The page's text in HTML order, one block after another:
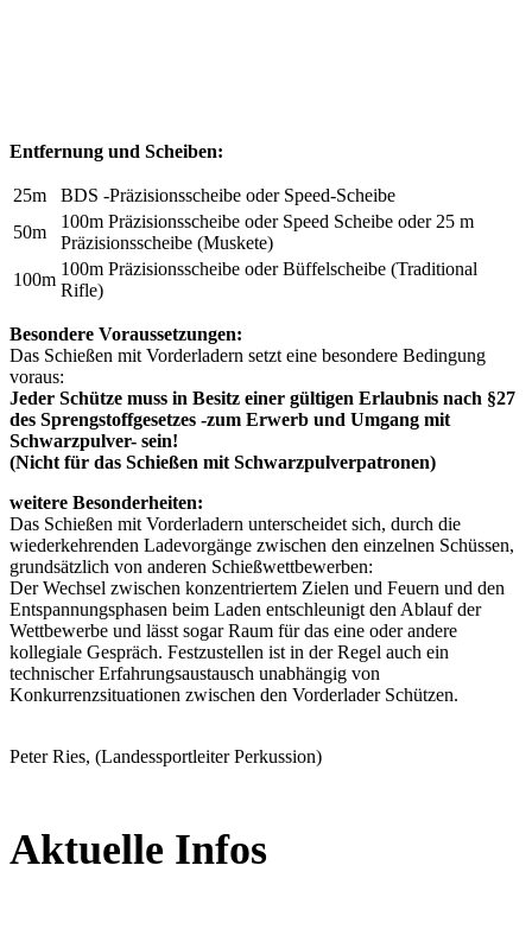
Entfernung und Scheiben:
25m
BDS -Präzisionsscheibe oder Speed-Scheibe
50m
100m Präzisionsscheibe oder Speed Scheibe oder 25 m
Präzisionsscheibe (Muskete)
100m
100m Präzisionsscheibe oder Büffelscheibe (Traditional
Rifle)
Besondere Voraussetzungen:
Das Schießen mit Vorderladern setzt eine besondere Bedingung
voraus:
Jeder Schütze muss in Besitz einer gültigen Erlaubnis nach §27
des Sprengstoffgesetzes -zum Erwerb und Umgang mit
Schwarzpulver- sein!
(Nicht für das Schießen mit Schwarzpulverpatronen)
weitere Besonderheiten:
Das Schießen mit Vorderladern unterscheidet sich, durch die
wiederkehrenden Ladevorgänge zwischen den einzelnen Schüssen,
grundsätzlich von anderen Schießwettbewerben:
Der Wechsel zwischen konzentriertem Zielen und Feuern und den
Entspannungsphasen beim Laden entschleunigt den Ablauf der
Wettbewerbe und lässt sogar Raum für das eine oder andere
kollegiale Gespräch. Festzustellen ist in der Regel auch ein
technischer Erfahrungsaustausch unabhängig von
Konkurrenzsituationen zwischen den Vorderlader Schützen.
Peter Ries, (Landessportleiter Perkussion)
Aktuelle Infos